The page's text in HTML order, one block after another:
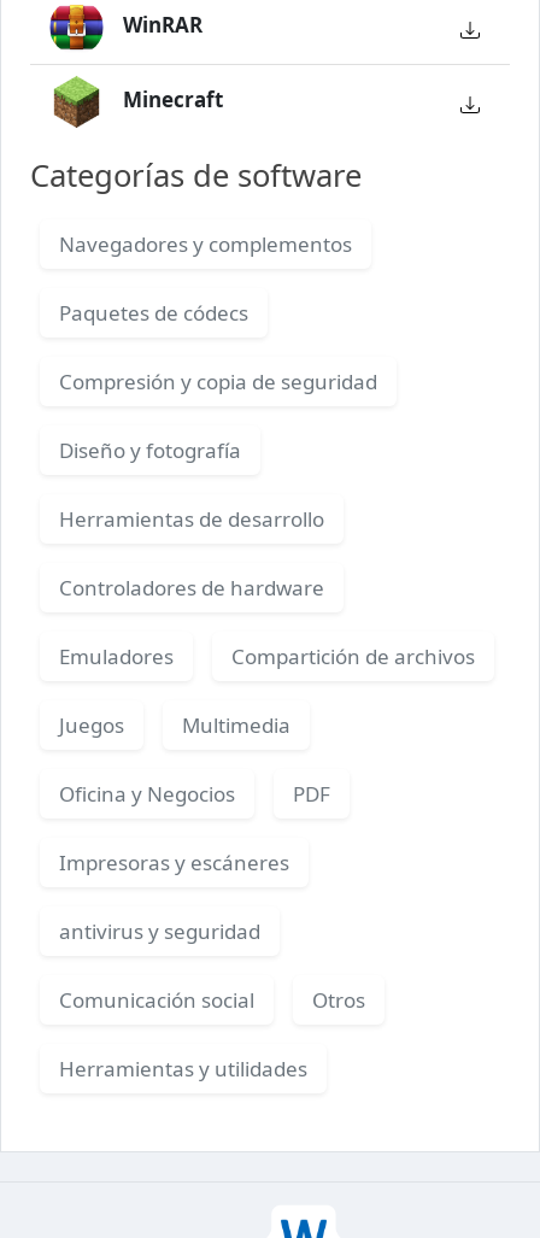
WinRAR
Minecraft
Categorías de software
Navegadores y complementos
Paquetes de códecs
Compresión y copia de seguridad
Diseño y fotografía
Herramientas de desarrollo
Controladores de hardware
Emuladores Compartición de archivos
Juegos Multimedia
Oficina y Negocios PDF
Impresoras y escáneres
antivirus y seguridad
Comunicación social Otros
Herramientas y utilidades